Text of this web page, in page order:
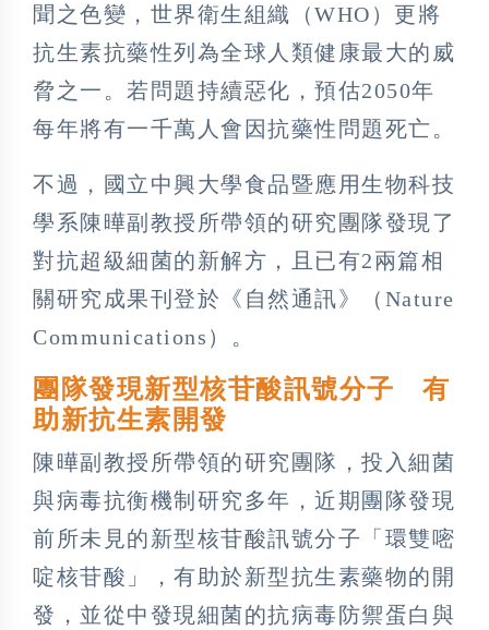
聞之色變，世界衛生組織（WHO）更將
抗生素抗藥性列為全球人類健康最大的威
脅之一。若問題持續惡化，預估2050年
每年將有一千萬人會因抗藥性問題死亡。
不過，國立中興大學食品暨應用生物科技
學系陳曄副教授所帶領的研究團隊發現了
對抗超級細菌的新解方，且已有2兩篇相
關研究成果刊登於《自然通訊》（Nature
Communications）。
團隊發現新型核苷酸訊號分子 有
助新抗生素開發
陳曄副教授所帶領的研究團隊，投入細菌
與病毒抗衡機制研究多年，近期團隊發現
前所未見的新型核苷酸訊號分子「環雙嘧
啶核苷酸」，有助於新型抗生素藥物的開
發，並從中發現細菌的抗病毒防禦蛋白與